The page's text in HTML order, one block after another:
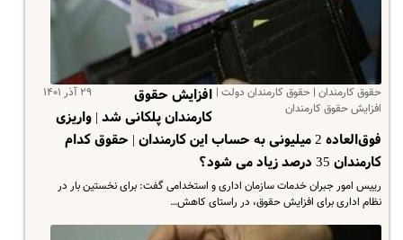
حقوق کارمندان | حقوق کارمندان دولت |
افزایش حقوق کارمندان
۲۹ آذر ۱۴۰۱
افزایش حقوق
کارمندان پلکانی شد | واریزی
فوق‌العاده 2 میلیونی به حساب این کارمندان | حقوق کدام
کارمندان 35 درصد زیاد می شود؟
رییس امور جبران خدمات سازمان اداری و استخدامی گفت: برای نخستین بار در
نظام اداری برای افزایش حقوق، در راستای کاهش…